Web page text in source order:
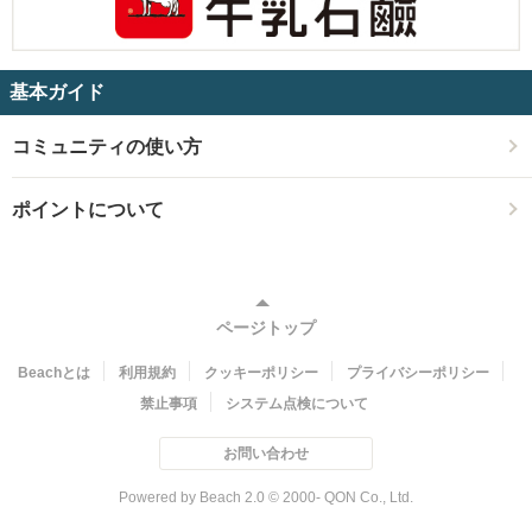
基本ガイド
コミュニティの使い方
ポイントについて
ページトップ
Beachとは 利用規約 クッキーポリシー
プライバシーポリシー
禁止事項
システム点検について
お問い合わせ
Powered by Beach 2.0 © 2000- QON Co., Ltd.